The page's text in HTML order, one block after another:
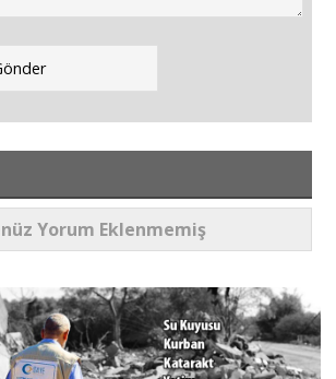
Yorum Eklenmemiş